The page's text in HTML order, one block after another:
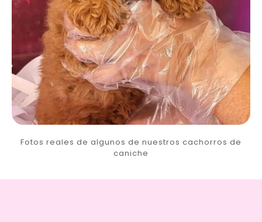
Fotos reales de algunos de nuestros cachorros de
caniche